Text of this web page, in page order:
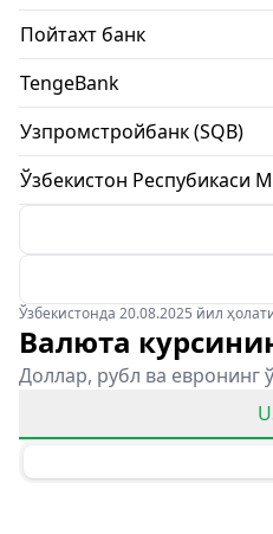
Пойтахт банк
TengeBank
Узпромстройбанк (SQB)
Ўзбекистон Респубикаси
Ўзбекистонда 20.08.2025 йил
Валюта
Доллар, рубл ва евронинг